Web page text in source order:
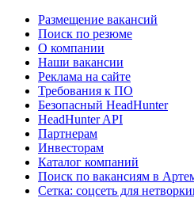
Размещение вакансий
Поиск по резюме
О компании
Наши вакансии
Реклама на сайте
Требования к ПО
Безопасный HeadHunter
HeadHunter API
Партнерам
Инвесторам
Каталог компаний
Поиск по вакансиям в
Сетка: соцсеть для